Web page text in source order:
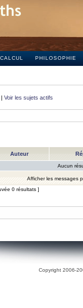
CALCUL PHILOSOPHIE
| Voir les sujets actifs
Auteur
Aucun
Afficher les messages
0 résultats ]
Copyright 2006-